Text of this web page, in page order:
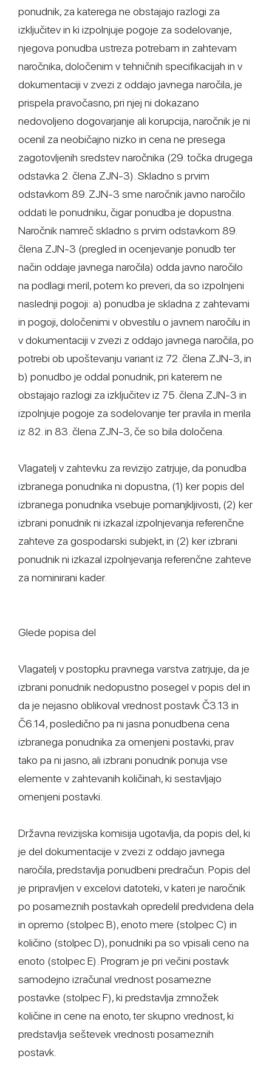
ponudnik, za katerega ne obstajajo razlogi za
izključitev in ki izpolnjuje pogoje za sodelovanje,
njegova ponudba ustreza potrebam in zahtevam
naročnika, določenim v tehničnih specifikacijah in v
dokumentaciji v zvezi z oddajo javnega naročila, je
prispela pravočasno, pri njej ni dokazano
nedovoljeno dogovarjanje ali korupcija, naročnik je ni
ocenil za neobičajno nizko in cena ne presega
zagotovljenih sredstev naročnika (29. točka drugega
odstavka 2. člena ZJN-3). Skladno s prvim
odstavkom 89. ZJN-3 sme naročnik javno naročilo
oddati le ponudniku, čigar ponudba je dopustna.
Naročnik namreč skladno s prvim odstavkom 89.
člena ZJN-3 (pregled in ocenjevanje ponudb ter
način oddaje javnega naročila) odda javno naročilo
na podlagi meril, potem ko preveri, da so izpolnjeni
naslednji pogoji: a) ponudba je skladna z zahtevami
in pogoji, določenimi v obvestilu o javnem naročilu in
v dokumentaciji v zvezi z oddajo javnega naročila, po
potrebi ob upoštevanju variant iz 72. člena ZJN-3, in
b) ponudbo je oddal ponudnik, pri katerem ne
obstajajo razlogi za izključitev iz 75. člena ZJN-3 in
izpolnjuje pogoje za sodelovanje ter pravila in merila
iz 82. in 83. člena ZJN-3, če so bila določena.
Vlagatelj v zahtevku za revizijo zatrjuje, da ponudba
izbranega ponudnika ni dopustna, (1) ker popis del
izbranega ponudnika vsebuje pomanjkljivosti, (2) ker
izbrani ponudnik ni izkazal izpolnjevanja referenčne
zahteve za gospodarski subjekt, in (2) ker izbrani
ponudnik ni izkazal izpolnjevanja referenčne zahteve
za nominirani kader.
Glede popisa del
Vlagatelj v postopku pravnega varstva zatrjuje, da je
izbrani ponudnik nedopustno posegel v popis del in
da je nejasno oblikoval vrednost postavk Č3.13 in
Č6.14, posledično pa ni jasna ponudbena cena
izbranega ponudnika za omenjeni postavki, prav
tako pa ni jasno, ali izbrani ponudnik ponuja vse
elemente v zahtevanih količinah, ki sestavljajo
omenjeni postavki.
Državna revizijska komisija ugotavlja, da popis del, ki
je del dokumentacije v zvezi z oddajo javnega
naročila, predstavlja ponudbeni predračun. Popis del
je pripravljen v excelovi datoteki, v kateri je naročnik
po posameznih postavkah opredelil predvidena dela
in opremo (stolpec B), enoto mere (stolpec C) in
količino (stolpec D), ponudniki pa so vpisali ceno na
enoto (stolpec E). Program je pri večini postavk
samodejno izračunal vrednost posamezne
postavke (stolpec F), ki predstavlja zmnožek
količine in cene na enoto, ter skupno vrednost, ki
predstavlja seštevek vrednosti posameznih
postavk.